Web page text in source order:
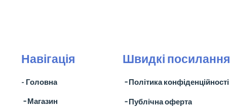
Навігація
- Головна
╶ Магазин
Швидкі посилання
╶ Політика конфіденційності
╶ Публічна оферта